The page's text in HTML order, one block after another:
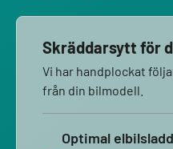
Skräddarsytt för
Vi har handplockat
från din bilmodell.
Optimal